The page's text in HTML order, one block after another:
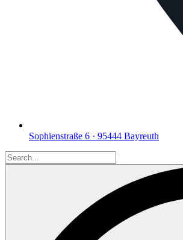
Sophienstraße 6 · 95444 Bayreuth